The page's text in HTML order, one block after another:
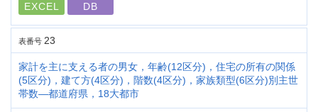
EXCEL DB
表番号 23
家計を主に支える者の男女，年齢(12区分)，住宅の所有の関係
(5区分)，建て方(4区分)，階数(4区分)，家族類型(6区分)別主世
帯数―都道府県，18大都市